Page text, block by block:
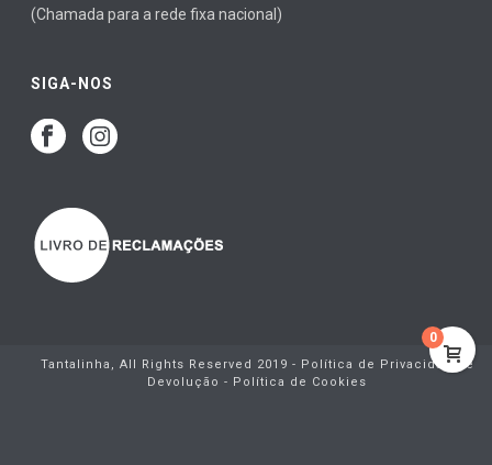
(Chamada para a rede fixa nacional)
SIGA-NOS
Tantalinha, All Rights Reserved 2019 - Política de Privacidade e
Devolução - Política de Cookies
0